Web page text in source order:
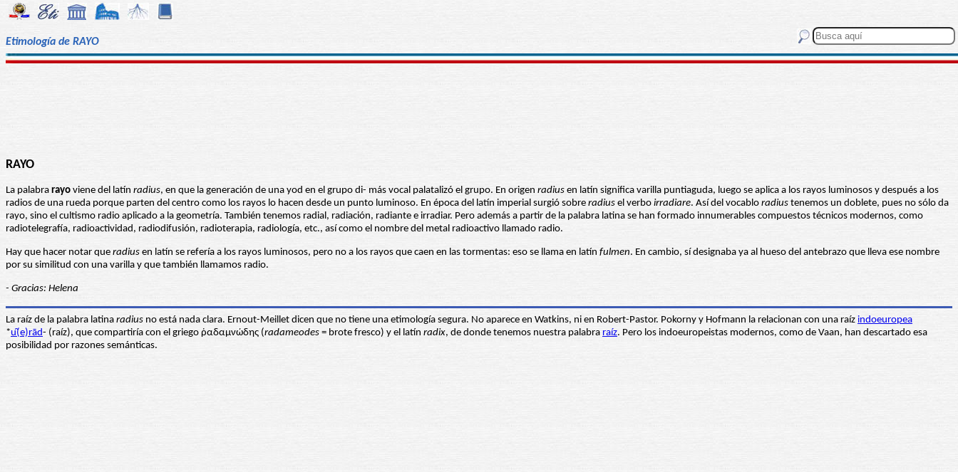
Etimología de RAYO
RAYO
La palabra rayo viene del latín radius, en que la generación de una yod en el grupo di- más vocal palatalizó el grupo. En origen radius en latín significa varilla puntiaguda, luego se aplica a los rayos luminosos y después a los
radios de una rueda porque parten del centro como los rayos lo hacen desde un punto luminoso. En época del latín imperial surgió sobre radius el verbo irradiare. Así del vocablo radius tenemos un doblete, pues no sólo da
rayo, sino el cultismo radio aplicado a la geometría. También tenemos radial, radiación, radiante e irradiar. Pero además a partir de la palabra latina se han formado innumerables compuestos técnicos modernos, como
radiotelegrafía, radioactividad, radiodifusión, radioterapia, radiología, etc., así como el nombre del metal radioactivo llamado radio.
Hay que hacer notar que radius en latín se refería a los rayos luminosos, pero no a los rayos que caen en las tormentas: eso se llama en latín fulmen. En cambio, sí designaba ya al hueso del antebrazo que lleva ese nombre
por su similitud con una varilla y que también llamamos radio.
- Gracias: Helena
La raíz de la palabra latina radius no está nada clara. Ernout-Meillet dicen que no tiene una etimología segura. No aparece en Watkins, ni en Robert-Pastor. Pokorny y Hofmann la relacionan con una raíz indoeuropea
*u̯(e)rād- (raíz), que compartiría con el griego ῥαδαμνώδης (radameodes = brote fresco) y el latín radix, de donde tenemos nuestra palabra raíz. Pero los indoeuropeistas modernos, como de Vaan, han descartado esa
posibilidad por razones semánticas.